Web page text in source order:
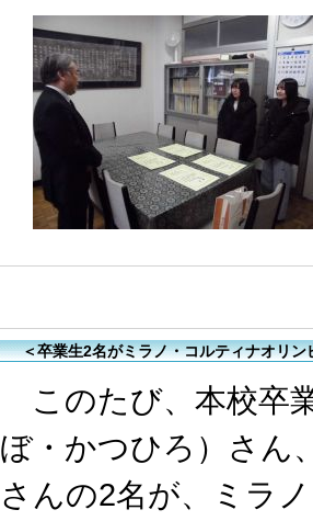
＜卒業生2名がミラノ・コルティナオリ
このたび、本校卒
ぼ・かつひろ）さん
さんの2名が、ミラ